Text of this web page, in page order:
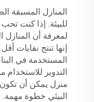
المنازل المسبقة
للبيئة. إذا كنت
لمعرفة أن المنازل
إنها تنتج نفايات
المستخدمة في
التدوير
منزل يمكن أن
البيئي خطوة مهمة.